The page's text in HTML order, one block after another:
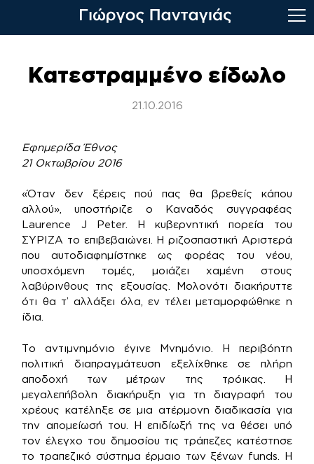
contentΚατεστραμμένο είδωλο
21.10.2016
Εφημερίδα Έθνος
21 Οκτωβρίου 2016
«Όταν δεν ξέρεις πού πας θα βρεθείς κάπου
αλλού», υποστήριζε ο Καναδός συγγραφέας
Laurence J Peter. Η κυβερνητική πορεία του
ΣΥΡΙΖΑ το επιβεβαιώνει. Η ριζοσπαστική Αριστερά
που αυτοδιαφημίστηκε ως φορέας του νέου,
υποσχόμενη τομές, μοιάζει χαμένη στους
λαβύρινθους της εξουσίας. Μολονότι διακήρυττε
ότι θα τ’ αλλάξει όλα, εν τέλει μεταμορφώθηκε η
ίδια.
Το αντιμνημόνιο έγινε Μνημόνιο. Η περιβόητη
πολιτική διαπραγμάτευση εξελίχθηκε σε πλήρη
αποδοχή των μέτρων της τρόικας. Η
μεγαλεπήβολη διακήρυξη για τη διαγραφή του
χρέους κατέληξε σε μια ατέρμονη διαδικασία για
την απομείωσή του. Η επιδίωξή της να θέσει υπό
τον έλεγχο του δημοσίου τις τράπεζες κατέστησε
το τραπεζικό σύστημα έρμαιο των ξένων funds. Η